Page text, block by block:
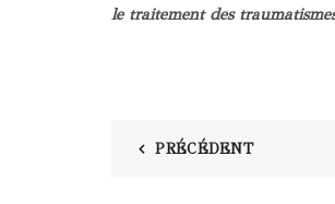
le traitement des
PRÉCÉDENT